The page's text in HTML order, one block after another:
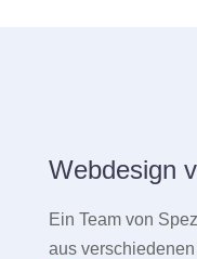
Webdesign
Ein Team von
aus